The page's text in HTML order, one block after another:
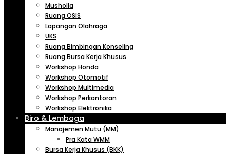
Musholla
Ruang OSIS
Lapangan Olahraga
UKS
Ruang Bimbingan Konseling
Ruang Bursa Kerja Khusus
Workshop Honda
Workshop Otomotif
Workshop Multimedia
Workshop Perkantoran
Workshop Elektronika
Biro & Lembaga
Manajemen Mutu (MM)
Pra Kata WMM
Bursa Kerja Khusus (BKK)